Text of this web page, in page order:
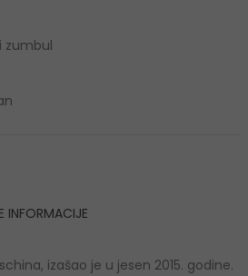
zumbul
izašao je u jesen 2015. godine.
INFORMACIJE